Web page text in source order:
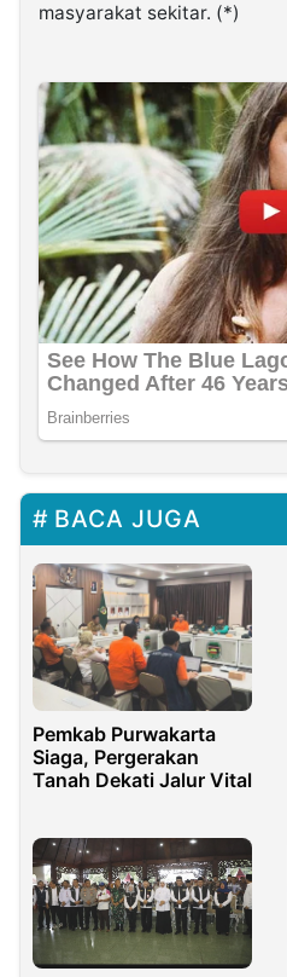
masyarakat sekitar. (*)
BACA JUGA
Pemkab Purwakarta
Siaga, Pergerakan
Tanah Dekati Jalur Vital